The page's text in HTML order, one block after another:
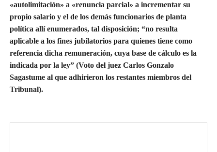
«autolimitación» a «renuncia parcial» a incrementar su
propio salario y el de los demás funcionarios de planta
política allí enumerados, tal disposición; “no resulta
aplicable a los fines jubilatorios para quienes tiene como
referencia dicha remuneración, cuya base de cálculo es la
indicada por la ley” (Voto del juez Carlos Gonzalo
Sagastume al que adhirieron los restantes miembros del
Tribunal).